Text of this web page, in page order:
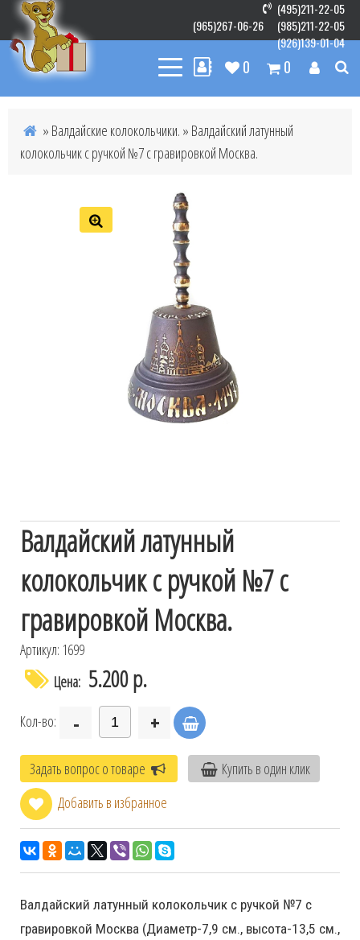
(495)211-22-05
(965)267-06-26
(985)211-22-05
(926)139-01-04
0 0
» Валдайские колокольчики. » Валдайский латунный
колокольчик с ручкой №7 с гравировкой Москва.
Валдайский латунный
колокольчик с ручкой №7 с
гравировкой Москва.
Артикул: 1699
Цена: 5.200 р.
Кол-во: - +
Задать вопрос о товаре
Купить в один клик
Добавить в избранное
Валдайский латунный колокольчик с ручкой №7 с
гравировкой Москва (Диаметр-7,9 см., высота-13,5 см.,